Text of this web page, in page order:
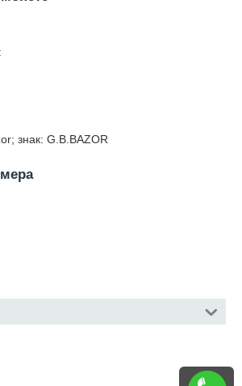
знак: G.B.BAZOR